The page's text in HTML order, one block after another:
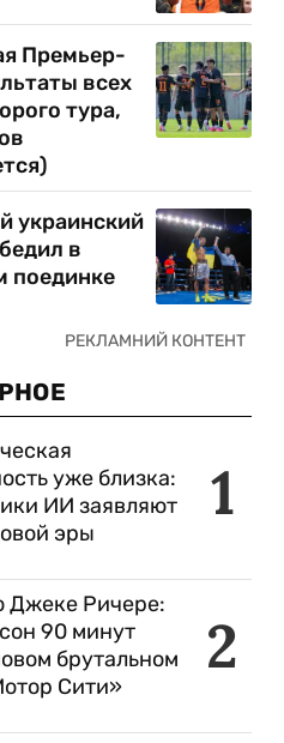
Премьер-
всех
тура,
украинский
в
поединке
1
уже близка:
ИИ заявляют
эры
2
Джеке Ричере:
90 минут
брутальном
Сити»